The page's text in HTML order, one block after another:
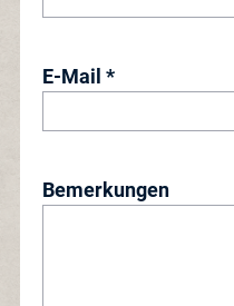
E-Mail *
Bemerkungen